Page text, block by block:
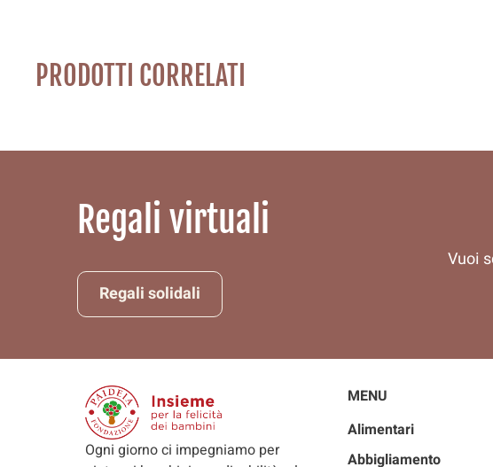
PRODOTTI CORRELATI
Regali virtuali
Vuoi
Regali solidali
Ogni giorno ci impegniamo per
MENU
Alimentari
Abbigliamento